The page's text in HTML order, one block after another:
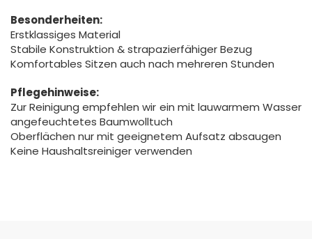
Besonderheiten:
Erstklassiges Material
Stabile Konstruktion & strapazierfähiger Bezug
Komfortables Sitzen auch nach mehreren Stunden
Pflegehinweise:
Zur Reinigung empfehlen wir ein mit lauwarmem Wasser
angefeuchtetes Baumwolltuch
Oberflächen nur mit geeignetem Aufsatz absaugen
Keine Haushaltsreiniger verwenden